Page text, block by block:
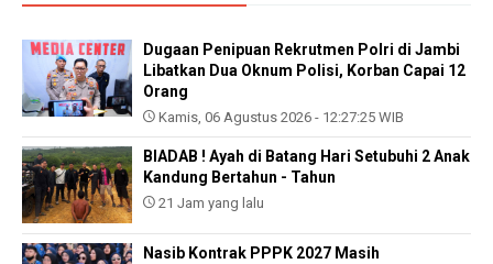
Dugaan Penipuan Rekrutmen Polri di Jambi
Libatkan Dua Oknum Polisi, Korban Capai 12
Orang
Kamis, 06 Agustus 2026 - 12:27:25 WIB
BIADAB ! Ayah di Batang Hari Setubuhi 2 Anak
Kandung Bertahun - Tahun
21 Jam yang lalu
Nasib Kontrak PPPK 2027 Masih